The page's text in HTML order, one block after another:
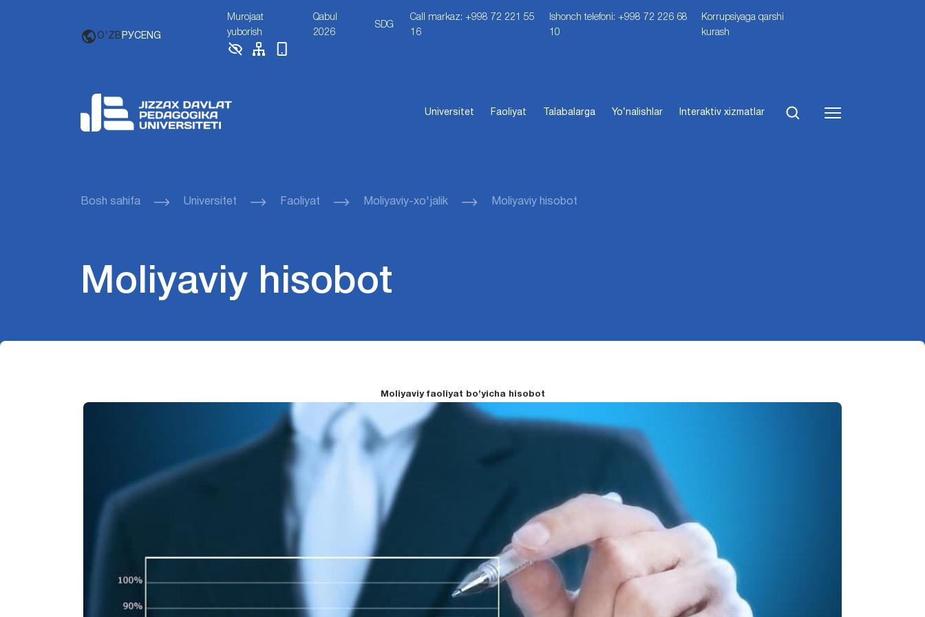
O'ZB РУСENG
Murojaat
yuborish
Qabul
2026
SDG
Call markaz: +998 72 221 55
16
Ishonch telefoni: +998 72 226 68
10
Korrupsiyaga qarshi
kurash
Universitet Faoliyat Talabalarga Yo‘nalishlar Interaktiv xizmatlar
Bosh sahifa Universitet Faoliyat Moliyaviy-xo'jalik Moliyaviy hisobot
Moliyaviy hisobot
Moliyaviy faoliyat bo’yicha hisobot